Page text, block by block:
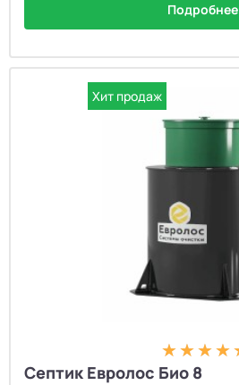
Подробнее
Хит продаж
Септик Евролос Био 8